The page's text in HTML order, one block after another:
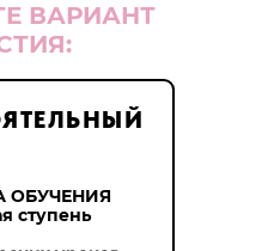
ВАРИАНТ
ОБУЧЕНИЯ
ступень